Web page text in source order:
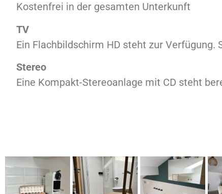
Kostenfrei in der gesamten Unterkunft
TV
Ein Flachbildschirm HD steht zur
Stereo
Eine Kompakt-Stereoanlage mit CD steht